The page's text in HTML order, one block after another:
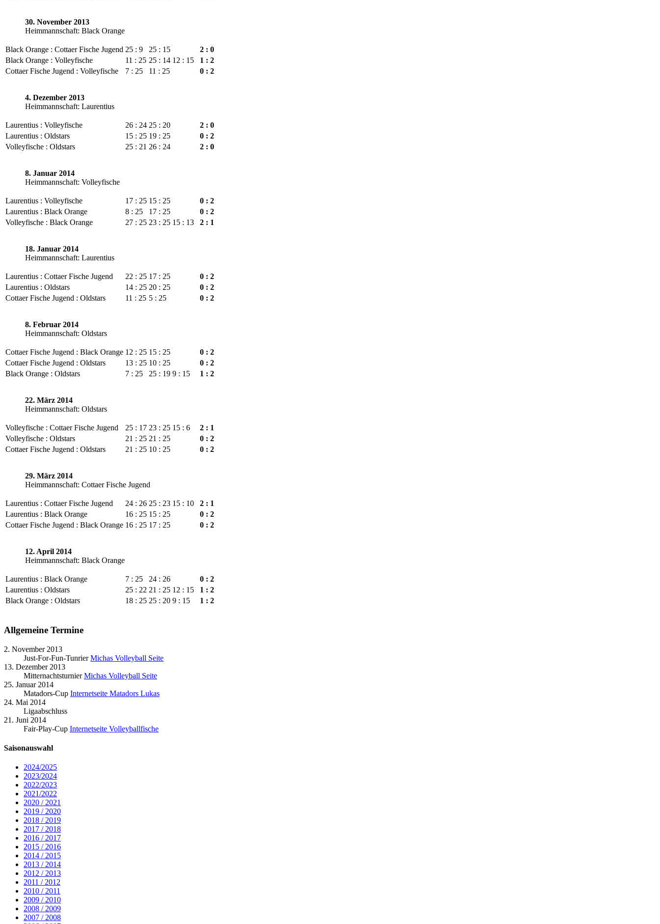
30. November 2013
Heimmannschaft: Black Orange
Black Orange : Cottaer Fische Jugend 25 : 9 25 : 15
2 : 0
Black Orange : Volleyfische
11 : 25 25 : 14 12 : 15
1 : 2
Cottaer Fische Jugend : Volleyfische
7 : 25 11 : 25 0 : 2
4. Dezember 2013
Heimmannschaft: Laurentius
Laurentius : Volleyfische 26 : 24 25 : 20
2 : 0
Laurentius : Oldstars
15 : 25 19 : 25
0 : 2
Volleyfische : Oldstars
25 : 21 26 : 24 2 : 0
8. Januar 2014
Heimmannschaft: Volleyfische
Laurentius : Volleyfische 17 : 25 15 : 25
0 : 2
Laurentius : Black Orange
8 : 25 17 : 25
0 : 2
Volleyfische : Black Orange
27 : 25 23 : 25 15 : 13 2 : 1
18. Januar 2014
Heimmannschaft: Laurentius
Laurentius : Cottaer Fische Jugend 22 : 25 17 : 25
0 : 2
Laurentius : Oldstars
14 : 25 20 : 25
0 : 2
Cottaer Fische Jugend : Oldstars
11 : 25 5 : 25 0 : 2
8. Februar 2014
Heimmannschaft: Oldstars
Cottaer Fische Jugend : Black Orange 12 : 25 15 : 25
0 : 2
Cottaer Fische Jugend : Oldstars
13 : 25 10 : 25
0 : 2
Black Orange : Oldstars
7 : 25 25 : 19 9 : 15 1 : 2
22. März 2014
Heimmannschaft: Oldstars
Volleyfische : Cottaer Fische Jugend 25 : 17 23 : 25 15 : 6
2 : 1
Volleyfische : Oldstars
21 : 25 21 : 25
0 : 2
Cottaer Fische Jugend : Oldstars
21 : 25 10 : 25 0 : 2
29. März 2014
Heimmannschaft: Cottaer Fische Jugend
Laurentius : Cottaer Fische Jugend 24 : 26 25 : 23 15 : 10
2 : 1
Laurentius : Black Orange
16 : 25 15 : 25
0 : 2
Cottaer Fische Jugend : Black Orange 16 : 25 17 : 25 0 : 2
12. April 2014
Heimmannschaft: Black Orange
Laurentius : Black Orange 7 : 25 24 : 26
0 : 2
Laurentius : Oldstars
25 : 22 21 : 25 12 : 15
1 : 2
Black Orange : Oldstars
18 : 25 25 : 20 9 : 15 1 : 2
Allgemeine Termine
2. November 2013
Just-For-Fun-TunrierMichas Volleyball Seite
13. Dezember 2013
MitternachtsturnierMichas Volleyball Seite
25. Januar 2014
Matadors-Cup Internetseite Matadors Lukas
24. Mai 2014
Ligaabschluss
21. Juni 2014
Fair-Play-Cup Internetseite Volleyballfische
Saisonauswahl
2024/2025
2023/2024
2022/2023
2021/2022
2020 / 2021
2019 / 2020
2018 / 2019
2017 / 2018
2016 / 2017
2015 / 2016
2014 / 2015
2013 / 2014
2012 / 2013
2011 / 2012
2010 / 2011
2009 / 2010
2008 / 2009
2007 / 2008